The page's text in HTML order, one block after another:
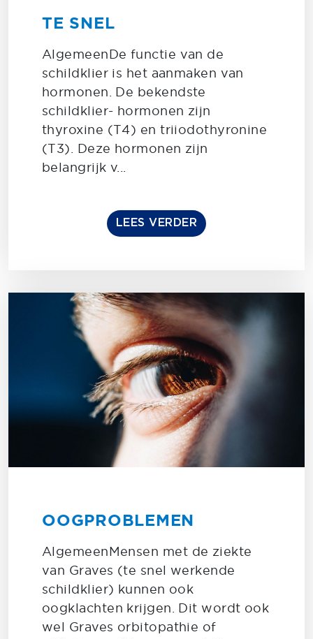
TE SNEL
AlgemeenDe functie van de
schildklier is het aanmaken van
hormonen. De bekendste
schildklier- hormonen zijn
thyroxine (T4) en triiodothyronine
(T3). Deze hormonen zijn
belangrijk v...
LEES VERDER
OOGPROBLEMEN
AlgemeenMensen met de ziekte
van Graves (te snel werkende
schildklier) kunnen ook
oogklachten krijgen. Dit wordt ook
wel Graves orbitopathie of